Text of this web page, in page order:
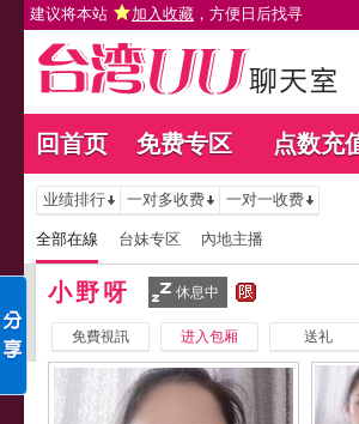
建议将本站 加入收藏 ，方便日后找寻
回首页 免费专区 点数充
业绩排行 一对多收费 一对一收费
全部在線 台妹专区 內地主播
小野呀 休息中
免費視訊 进入包厢 送礼